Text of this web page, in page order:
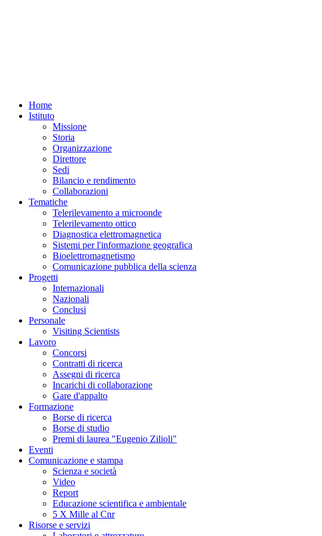
Home
Istituto
Missione
Storia
Organizzazione
Direttore
Sedi
Bilancio e rendimento
Collaborazioni
Tematiche
Telerilevamento a microonde
Telerilevamento ottico
Diagnostica elettromagnetica
Sistemi per l'informazione geografica
Bioelettromagnetismo
Comunicazione pubblica della scienza
Progetti
Internazionali
Nazionali
Conclusi
Personale
Visiting Scientists
Lavoro
Concorsi
Contratti di ricerca
Assegni di ricerca
Incarichi di collaborazione
Gare d'appalto
Formazione
Borse di ricerca
Borse di studio
Premi di laurea "Eugenio Zilioli"
Eventi
Comunicazione e stampa
Scienza e società
Video
Report
Educazione scientifica e ambientale
5 X Mille al Cnr
Risorse e servizi